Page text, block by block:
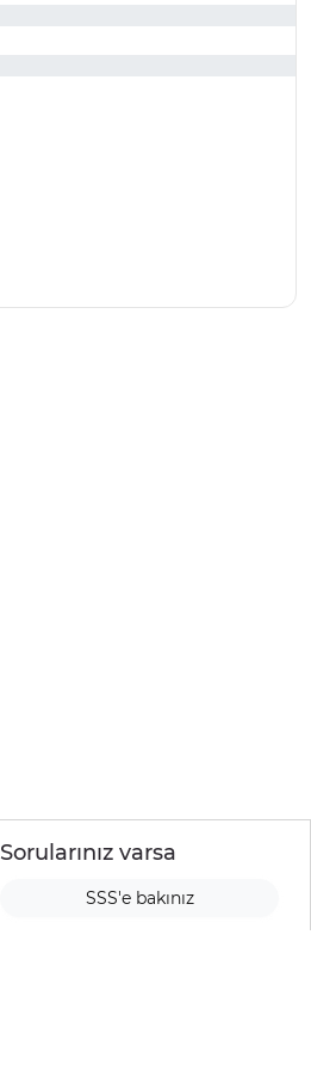
Sorularınız varsa
SSS'e bakınız